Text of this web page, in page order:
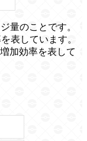
量のことです。
表しています。
加効率を表して